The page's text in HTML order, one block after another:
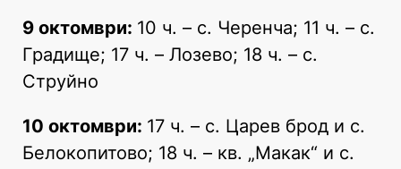
9 октомври: 10 ч. – с. Черенча; 11 ч. – с.
Градище; 17 ч. – Лозево; 18 ч. – с.
Струйно
10 октомври: 17 ч. – с. Царев брод и с.
Белокопитово; 18 ч. – кв. „Макак“ и с.